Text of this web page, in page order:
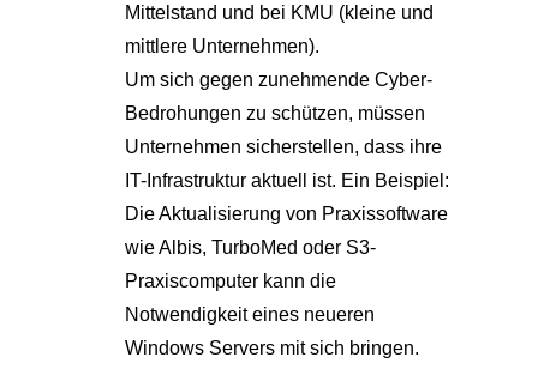
Mittelstand und bei KMU (kleine und
mittlere Unternehmen).
Um sich gegen zunehmende Cyber-
Bedrohungen zu schützen, müssen
Unternehmen sicherstellen, dass ihre
IT-Infrastruktur aktuell ist. Ein Beispiel:
Die Aktualisierung von Praxissoftware
wie Albis, TurboMed oder S3-
Praxiscomputer kann die
Notwendigkeit eines neueren
Windows Servers mit sich bringen.